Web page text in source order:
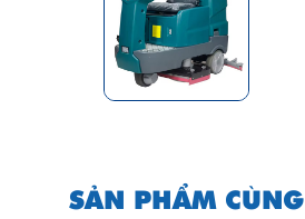
SẢN PHẨM